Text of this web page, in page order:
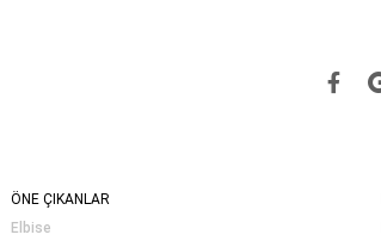
ÖNE ÇIKANLAR
Elbise